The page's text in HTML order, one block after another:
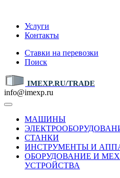
Услуги
Контакты
Ставки на перевозки
Поиск
IMEXP.RU/TRADE
info@imexp.ru
МАШИНЫ
СТАНКИ
ИНСТРУМЕНТЫ И
ОБОРУДОВАНИЕ И
УСТРОЙСТВА